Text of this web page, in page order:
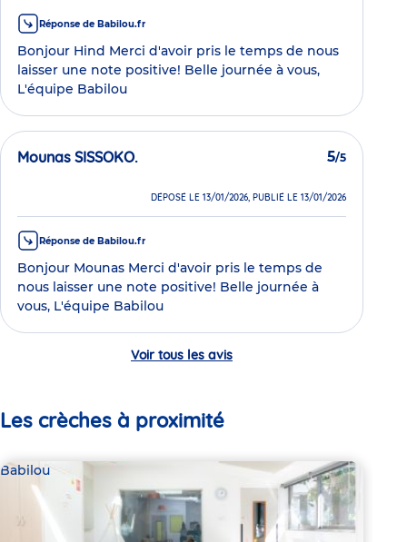
Réponse de Babilou.fr
Bonjour Hind Merci d'avoir pris le temps de nous
laisser une note positive! Belle journée à vous,
L'équipe Babilou
Mounas SISSOKO. 5/5
DÉPOSÉ LE 13/01/2026, PUBLIÉ LE 13/01/2026
Réponse de Babilou.fr
Bonjour Mounas Merci d'avoir pris le temps de
nous laisser une note positive! Belle journée à
vous, L'équipe Babilou
Voir tous les avis
Les crèches à proximité
Babilou